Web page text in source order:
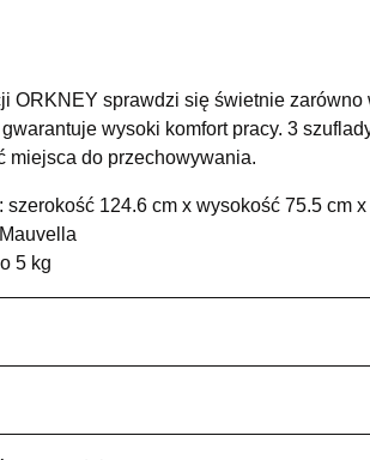
ORKNEY sprawdzi się świetnie zarówno
wysoki komfort pracy. 3
miejsca do przechowywania.
124.6 cm x wysokość 75.5 cm x
5 kg